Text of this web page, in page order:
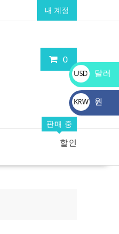
내 계정
0
판매 중
할인
USD
$
달러
KRW
₩
원